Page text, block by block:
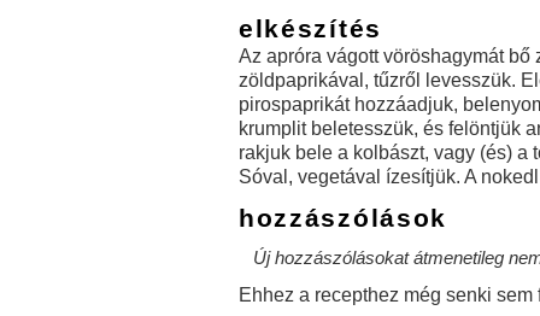
elkészítés
Az apróra vágott vöröshagymát
zöldpaprikával, tűzről levesszük.
pirospaprikát hozzáadjuk,
krumplit beletesszük, és felöntjük
rakjuk bele a kolbászt, vagy (és) a
Sóval, vegetával ízesítjük. A
hozzászólások
Új hozzászólásokat átmenetileg
Ehhez a recepthez még senki sem